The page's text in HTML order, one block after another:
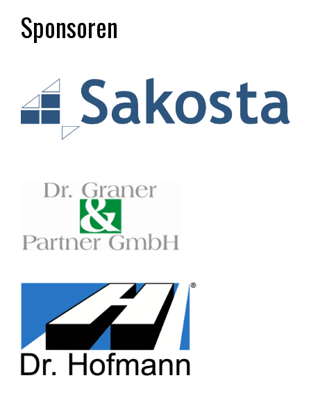
Sponsoren